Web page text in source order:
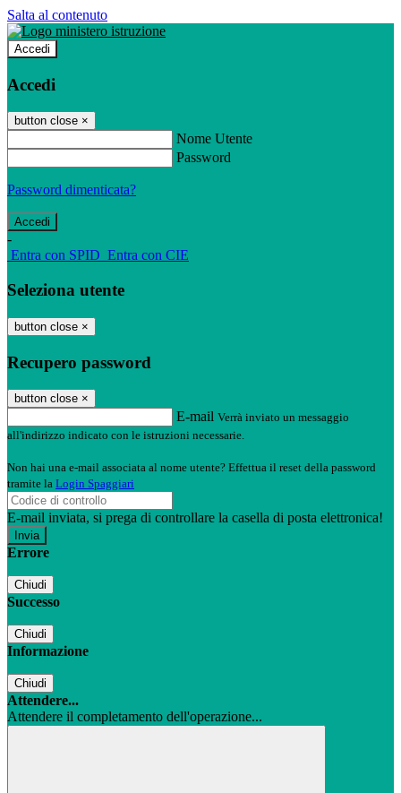
Salta al contenuto
Accedi
Accedi
button close ×
Nome Utente
Password
Password dimenticata?
-
Entra con SPID Entra con CIE
Seleziona utente
button close ×
Recupero password
button close ×
E-mail Verrà inviato un messaggio
all'indirizzo indicato con le istruzioni necessarie.
Non hai una e-mail associata al nome utente? Effettua il reset della password
tramite la Login Spaggiari
E-mail inviata, si prega di controllare la casella di posta elettronica!
Errore
Chiudi
Successo
Chiudi
Informazione
Chiudi
Attendere...
Attendere il completamento dell'operazione...